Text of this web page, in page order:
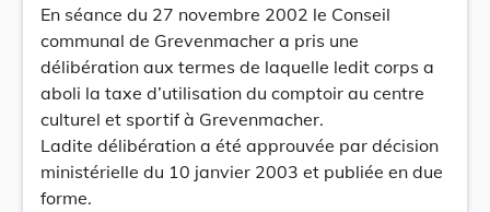
En séance du 27 novembre 2002 le Conseil
communal de Grevenmacher a pris une
délibération aux termes de laquelle ledit corps a
aboli la taxe d’utilisation du comptoir au centre
culturel et sportif à Grevenmacher.
Ladite délibération a été approuvée par décision
ministérielle du 10 janvier 2003 et publiée en due
forme.